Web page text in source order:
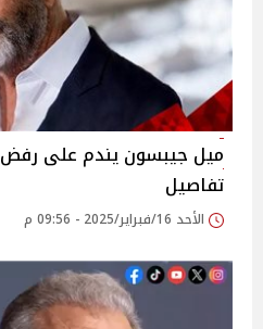
ميل جيبسون يندم على رفض
تفاصيل
الأحد 16/فبراير/2025 - 09:56 م